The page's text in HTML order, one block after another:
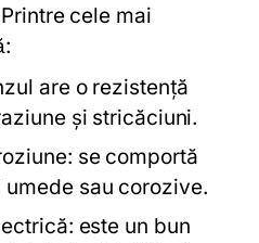
cele mai
are o rezistență
și stricăciuni.
se comportă
sau corozive.
este un bun